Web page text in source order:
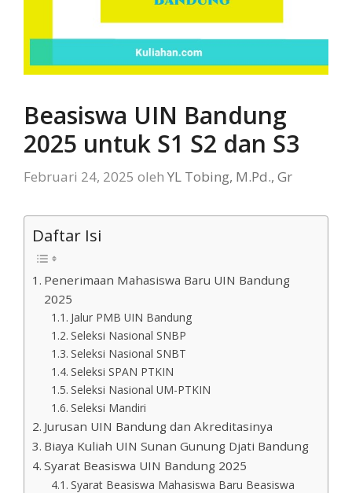
Beasiswa UIN Bandung
2025 untuk S1 S2 dan S3
Februari 24, 2025 oleh YL Tobing, M.Pd., Gr
Daftar Isi
Penerimaan Mahasiswa Baru UIN Bandung
2025
Jalur PMB UIN Bandung
Seleksi Nasional SNBP
Seleksi Nasional SNBT
Seleksi SPAN PTKIN
Seleksi Nasional UM-PTKIN
Seleksi Mandiri
Jurusan UIN Bandung dan Akreditasinya
Biaya Kuliah UIN Sunan Gunung Djati Bandung
Syarat Beasiswa UIN Bandung 2025
Syarat Beasiswa Mahasiswa Baru Beasiswa